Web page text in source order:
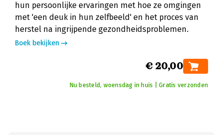
hun persoonlijke ervaringen met hoe ze omgingen
met 'een deuk in hun zelfbeeld' en het proces van
herstel na ingrijpende gezondheidsproblemen.
Boek bekijken
€ 20,00
Nu besteld, woensdag in huis | Gratis verzonden